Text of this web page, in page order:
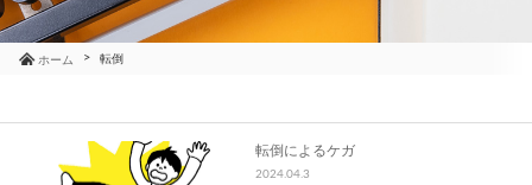
ホーム 転倒
転倒によるケガ
2024.04.3
コラム
アクセス